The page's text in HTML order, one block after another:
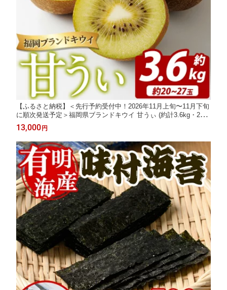
【ふるさと納税】＜先行予約受付中！2026年11月上旬〜11月下旬
に順次発送予定＞福岡県ブランドキウイ 甘うぃ (約計3.6kg・20〜
27玉) キウイ キウイフルーツ キュウイ あまうぃ フルーツ 生 国産
果物 くだもの【農産物直売所ほたるの里】
13,000 円